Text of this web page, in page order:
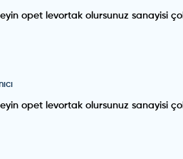
opet levortak olursunuz sanayisi
opet levortak olursunuz sanayisi